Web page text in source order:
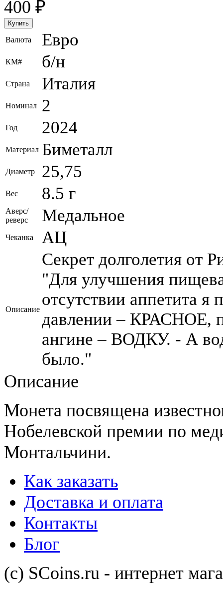
400 ₽
Валюта Евро
КМ# б/н
Страна Италия
Номинал 2
Год 2024
Материал Биметалл
Диаметр 25,75
Вес 8.5 г
Аверс/
реверс
Медальное
Чеканка АЦ
Описание
Секрет долголетия от
"Для улучшения
отсутствии аппетита
давлении – КРАСНОЕ,
ангине – ВОДКУ. - А
было."
Описание
Монета посвящена
Нобелевской премии по
Монтальчини.
Как заказать
Доставка и оплата
Контакты
Блог
(с) SCoins.ru - интернет